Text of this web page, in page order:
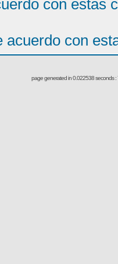
con estas
acuerdo con
page generated in 0.022538 seconds :